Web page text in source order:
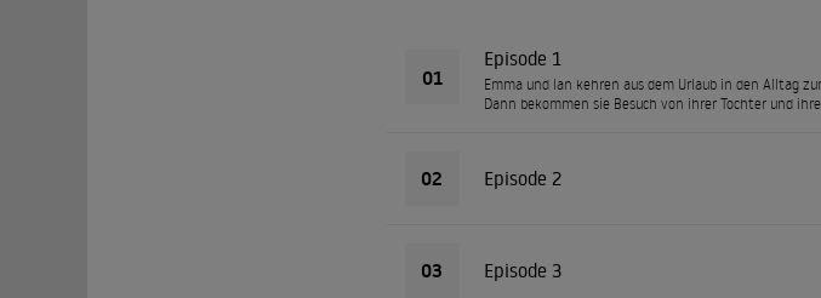
01
Episode 1
Emma und Ian kehren aus dem Urlaub in den Alltag
Dann bekommen sie Besuch von ihrer Tochter und
02 Episode 2
03 Episode 3